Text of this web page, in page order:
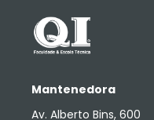
Mantenedora
Av. Alberto Bins, 600